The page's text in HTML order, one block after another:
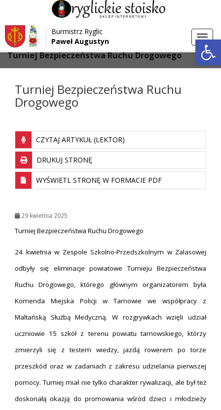
Przejdź do menu
Przejdź do głównej treści strony
Przejdź do stopki strony
Burmistrz Ryglic
Paweł Augustyn
Strona główna > Galeria
Turniej Bezpieczeństwa Ruchu Drogowego
Turniej Bezpieczeństwa Ruchu
Drogowego
CZYTAJ ARTYKUŁ (LEKTOR)
DRUKUJ STRONĘ
WYŚWIETL STRONĘ W FORMACIE PDF
29 kwietnia 2025
Turniej Bezpieczeństwa Ruchu Drogowego
24 kwietnia w Zespole Szkolno-Przedszkolnym w Zalasowej
odbyły się eliminacje powiatowe Turnieju Bezpieczeństwa
Ruchu Drogowego, którego głównym organizatorem była
Komenda Miejska Policji w Tarnowie we współpracy z
Maltańską Służbą Medyczną. W rozgrywkach wzięli udział
uczniowie 15 szkół z terenu powiatu tarnowskiego, którzy
zmierzyli się z testem wiedzy, jazdą rowerem po torze
przeszkód oraz w zadaniach z zakresu udzielania pierwszej
pomocy. Turniej miał nie tylko charakter rywalizacji, ale był też
doskonałą okazją do promowania wśród dzieci i młodzieży